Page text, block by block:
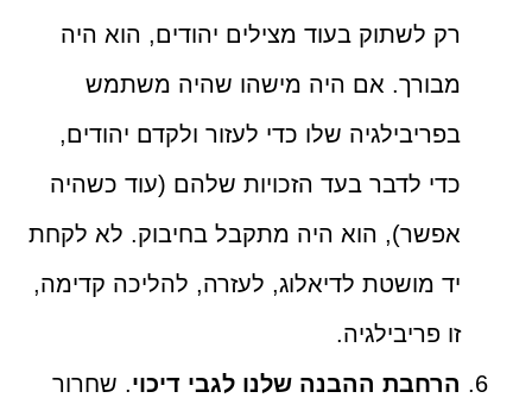
רק לשתוק בעוד מצילים יהודים, הוא היה
מבורך. אם היה מישהו שהיה משתמש
בפריבילגיה שלו כדי לעזור ולקדם יהודים,
כדי לדבר בעד הזכויות שלהם (עוד כשהיה
אפשר), הוא היה מתקבל בחיבוק. לא לקחת
יד מושטת לדיאלוג, לעזרה, להליכה קדימה,
זו פריבילגיה.
הרחבת ההבנה שלנו לגבי דיכוי. שחרור